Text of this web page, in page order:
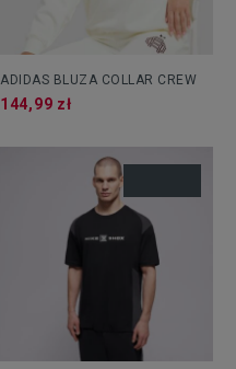
ADIDAS BLUZA COLLAR CREW
144,99 zł